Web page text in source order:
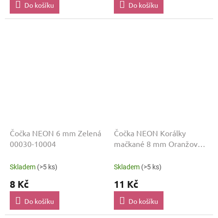
Do košíku Do košíku
Čočka NEON 6 mm Zelená
00030-10004
Skladem (>5 ks)
8 Kč
Do košíku
Čočka NEON Korálky
mačkané 8 mm Oranžová
Skladem (>5 ks)
11 Kč
Do košíku